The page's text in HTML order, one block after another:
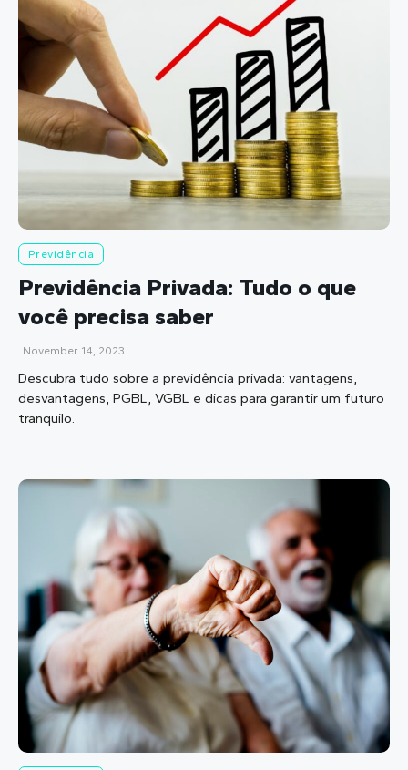
Previdência
Previdência Privada: Tudo o que
você precisa saber
November 14, 2023
Descubra tudo sobre a previdência privada: vantagens,
desvantagens, PGBL, VGBL e dicas para garantir um futuro
tranquilo.